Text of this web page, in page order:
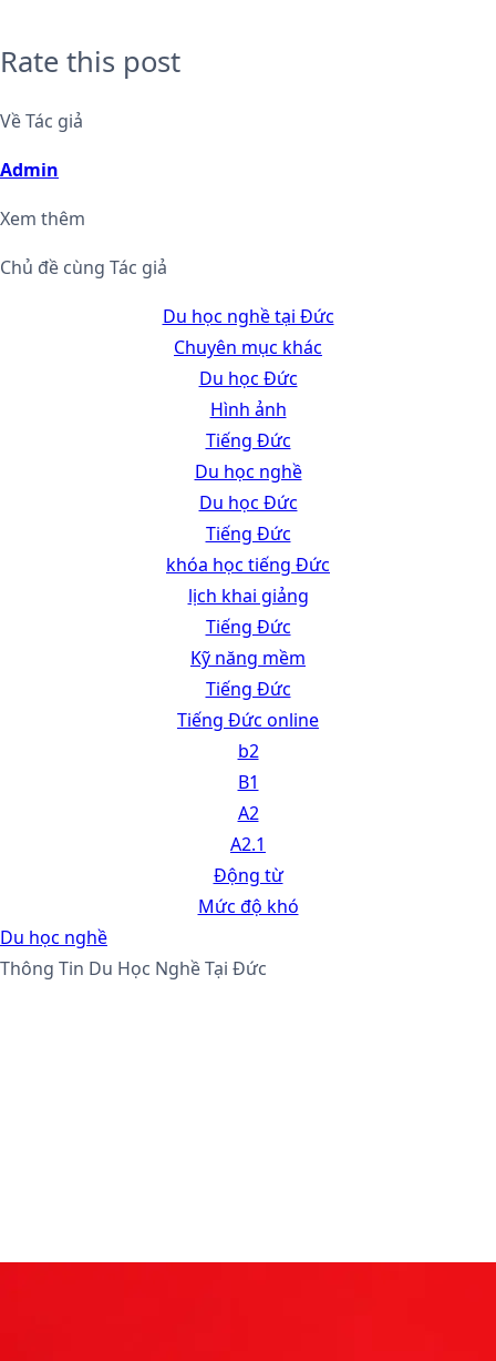
Rate this post
Về Tác giả
Admin
Xem thêm
Chủ đề cùng Tác giả
Du học nghề tại Đức
Chuyên mục khác
Du học Đức
Hình ảnh
Tiếng Đức
Du học nghề
Du học Đức
Tiếng Đức
khóa học tiếng Đức
lịch khai giảng
Tiếng Đức
Kỹ năng mềm
Tiếng Đức
Tiếng Đức online
b2
B1
A2
A2.1
Động từ
Mức độ khó
Du học nghề
Thông Tin Du Học Nghề Tại Đức